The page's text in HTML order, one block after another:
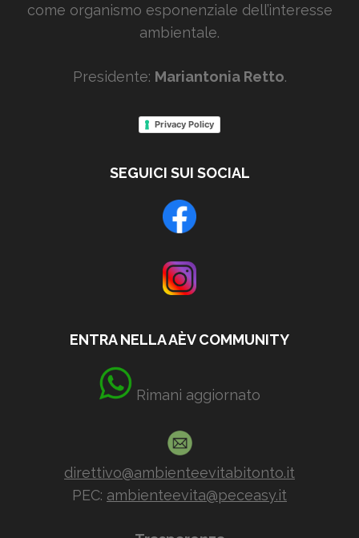
come organismo esponenziale dell’interesse
ambientale.
Presidente: Mariantonia Retto.
Privacy Policy
SEGUICI SUI SOCIAL
ENTRA NELLA AÈV COMMUNITY
Rimani aggiornato
direttivo@ambienteevitabitonto.it
PEC: ambienteevita@peceasy.it